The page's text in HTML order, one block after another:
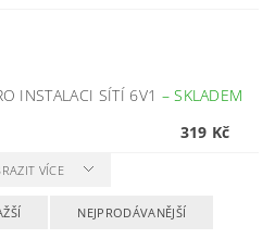
INSTALACI SÍTÍ 6V1 –SKLADEM
319 Kč
VÍCE
NEJPRODÁVANĚJŠÍ